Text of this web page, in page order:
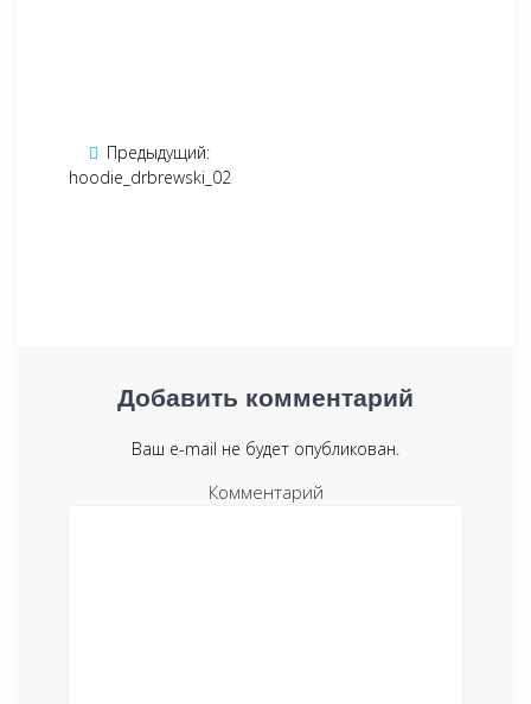
Навигация
Предыдущий:
запись:
hoodie_drbrewski_02
Добавить комментарий
Ваш e-mail не будет опубликован.
Комментарий